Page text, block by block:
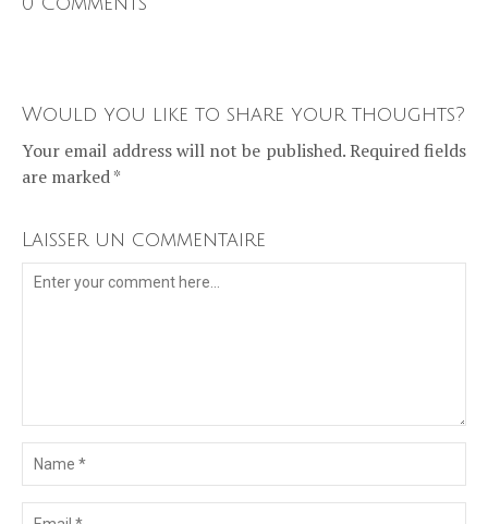
Would you like to share your thoughts?
Your email address will not be published. Required fields
are marked *
Laisser un commentaire